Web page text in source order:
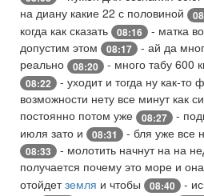
на диану какие 22 с половиной
когда как сказать
08:16
- матка
допустим этом
08:17
- ай да
реально
08:20 - много табу 600
08:22 - уходит и тогда ну как-то
возможности нету все минут как
постоянно потом уже
08:27
-
июля зато и
08:31 - бля уже все
08:33 - молотить начнут на на
получается почему это море и
отойдетземля и чтобы 08:40
-